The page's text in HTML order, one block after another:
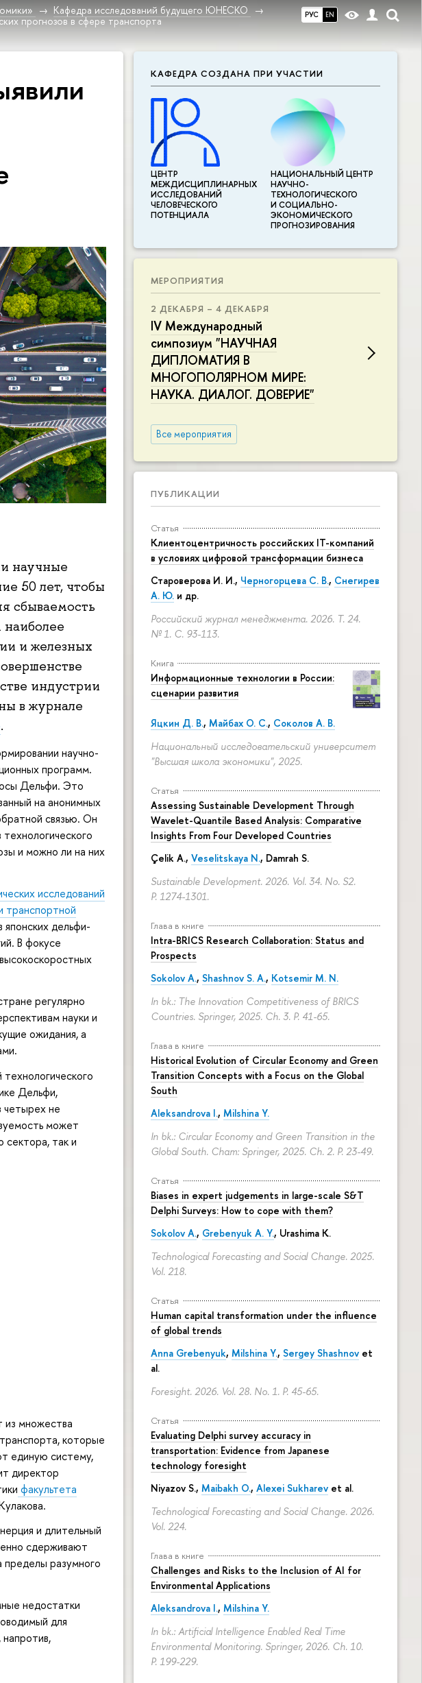
РУС EN
Кафедра исследований будущего ЮНЕСКО
прогнозов в сфере транспорта
КАФЕДРА СОЗДАНА ПРИ УЧАСТИИ
ЦЕНТР
МЕЖДИСЦИПЛИНАР­НЫХ
ИССЛЕДОВАНИЙ
ЧЕЛОВЕЧЕСКОГО
ПОТЕНЦИАЛА
НАЦИОНАЛЬНЫЙ ЦЕНТР
НАУЧНО-
ТЕХНОЛОГИЧЕСКОГО
И СОЦИАЛЬНО-
ЭКОНОМИЧЕСКОГО
ПРОГНОЗИРОВАНИЯ
МЕРОПРИЯТИЯ
2 ДЕКАБРЯ – 4 ДЕКАБРЯ
IV Международный
симпозиум "НАУЧНАЯ
ДИПЛОМАТИЯ В
МНОГОПОЛЯРНОМ МИРЕ:
НАУКА. ДИАЛОГ. ДОВЕРИЕ"
Все мероприятия
ПУБЛИКАЦИИ
Статья
Клиентоцентричность российских IT-компаний
в условиях цифровой трансформации бизнеса
Староверова И. И., Черногорцева С. В., Снегирев
А. Ю. и др.
Российский журнал менеджмента. 2026. Т. 24.
№ 1. С. 93-113.
Книга
Информационные технологии в России:
сценарии развития
Яцкин Д. В., Майбах О. С., Соколов А. В.
Национальный исследовательский университет
"Высшая школа экономики", 2025.
Статья
Assessing Sustainable Development Through
Wavelet-Quantile Based Analysis: Comparative
Insights From Four Developed Countries
Çelik A., Veselitskaya N., Damrah S.
Sustainable Development. 2026. Vol. 34. No. S2.
P. 1274-1301.
Глава в книге
Intra-BRICS Research Collaboration: Status and
Prospects
Sokolov A., Shashnov S. A., Kotsemir M. N.
In bk.: The Innovation Competitiveness of BRICS
Countries. Springer, 2025. Ch. 3. P. 41-65.
Глава в книге
Historical Evolution of Circular Economy and Green
Transition Concepts with a Focus on the Global
South
Aleksandrova I., Milshina Y.
In bk.: Circular Economy and Green Transition in the
Global South. Cham: Springer, 2025. Ch. 2. P. 23-49.
Статья
Biases in expert judgements in large-scale S&T
Delphi Surveys: How to cope with them?
Sokolov A., Grebenyuk A. Y., Urashima K.
Technological Forecasting and Social Change. 2025.
Vol. 218.
Статья
Human capital transformation under the influence
of global trends
Anna Grebenyuk, Milshina Y., Sergey Shashnov et
al.
Foresight. 2026. Vol. 28. No. 1. P. 45-65.
Статья
Evaluating Delphi survey accuracy in
transportation: Evidence from Japanese
technology foresight
Niyazov S., Maibakh O., Alexei Sukharev et al.
Technological Forecasting and Social Change. 2026.
Vol. 224.
Глава в книге
Challenges and Risks to the Inclusion of AI for
Environmental Applications
Aleksandrova I., Milshina Y.
In bk.: Artificial Intelligence Enabled Real Time
Environmental Monitoring. Springer, 2026. Ch. 10.
P. 199-229.
научные
50 лет, чтобы
сбываемость
наиболее
и железных
индустрии
в журнале
.
научно-
программ.
Дельфи. Это
на анонимных
связью. Он
и можно ли на них
исследований
транспортной
дельфи-
В фокусе
регулярно
науки и
ожидания, а
Дельфи,
четырех не
может
сектора, так и
из множества
которые
единую систему,
директор
факультета
и длительный
сдерживают
пределы разумного
недостатки
для